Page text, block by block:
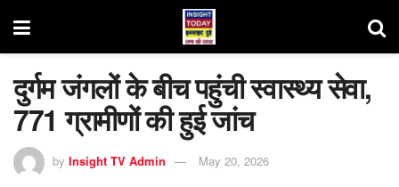
दुर्गम जंगलों के बीच पहुंची स्वास्थ्य सेवा,
771 ग्रामीणों की हुई जांच
by Insight TV Admin May 20, 2026